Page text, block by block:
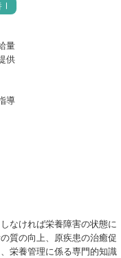
Ⅰ
量
供
導
なければ栄養障害の状態に
質の向上、原疾患の治癒促
栄養管理に係る専門的知識